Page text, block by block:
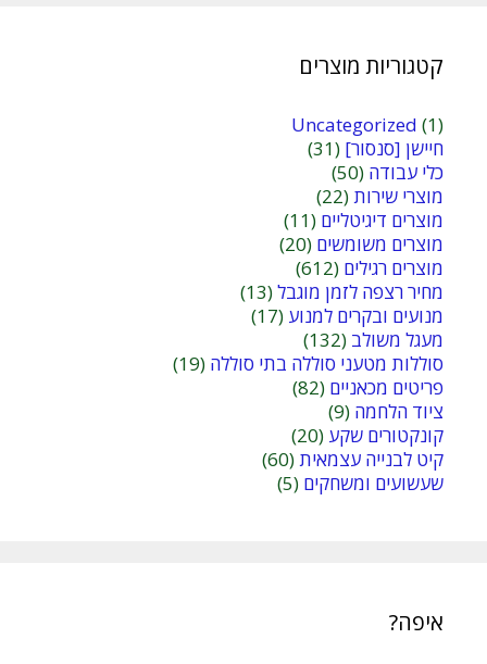
קטגוריות מוצרים
Uncategorized (1)
חיישן [סנסור] (31)
כלי עבודה (50)
מוצרי שירות(22)
מוצרים דיגיטליים (11)
מוצרים משומשים (20)
מוצרים רגילים (612)
מחיר רצפה לזמן מוגבל(13)
מנועים ובקרים למנוע (17)
מעגל משולב (132)
סוללות מטעני סוללה בתי סוללה (19)
פריטים מכאניים (82)
ציוד הלחמה (9)
קונקטורים שקע (20)
קיט לבנייה עצמאית(60)
שעשועים ומשחקים (5)
איפה?